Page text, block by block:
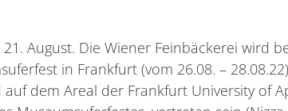
August. Die Wiener Feinbäckerei wird
in Frankfurt (vom 26.08. –
dem Areal der Frankfurt University of